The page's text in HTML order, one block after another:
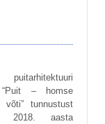
“Puit – homse
võti” tunnustust
2018. aasta